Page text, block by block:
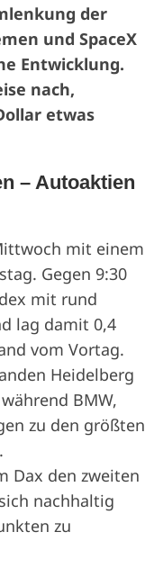
der
und SpaceX
Entwicklung.
nach,
etwas
– Autoaktien
mit einem
Gegen 9:30
mit rund
lag damit 0,4
vom Vortag.
Heidelberg
BMW,
zu den größten
Dax den zweiten
nachhaltig
zu